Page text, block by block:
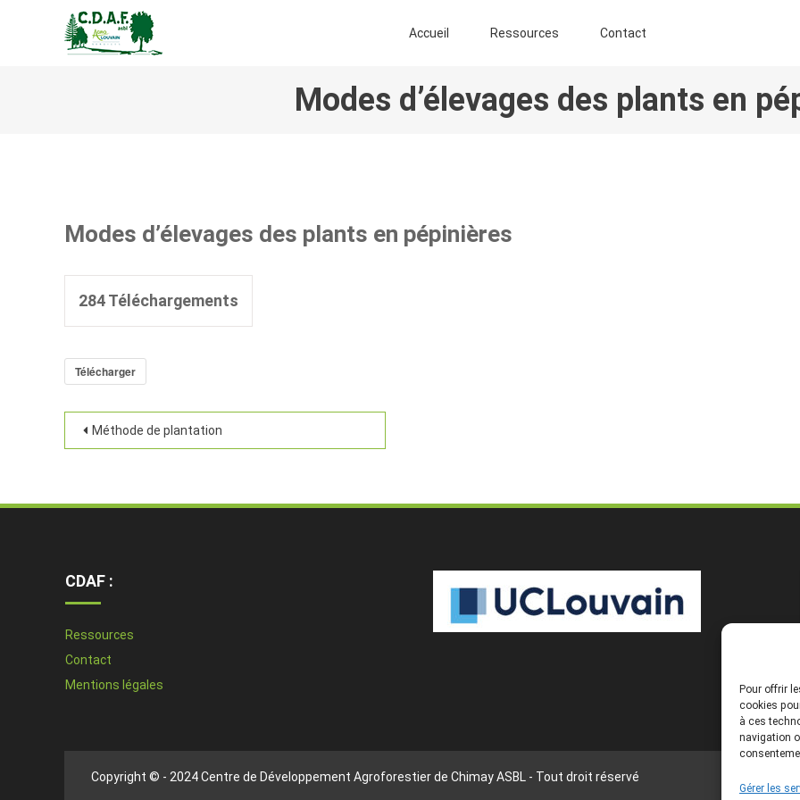
Pour offrir
cookies
à ces
navigation
Gérer les
CENTRE DE DÉVELOPPEMENT AGROFORESTIER DE CHIMAY ASBL
Accueil Ressources Contact
Modes d’élevages des plants en
Modes d’élevages des plants en pépinières
284Téléchargements
Télécharger
Méthode de plantation
CDAF :
Ressources
Contact
Mentions légales
Copyright © - 2024 Centre de Développement Agroforestier de Chimay ASBL - Tout droit réservé